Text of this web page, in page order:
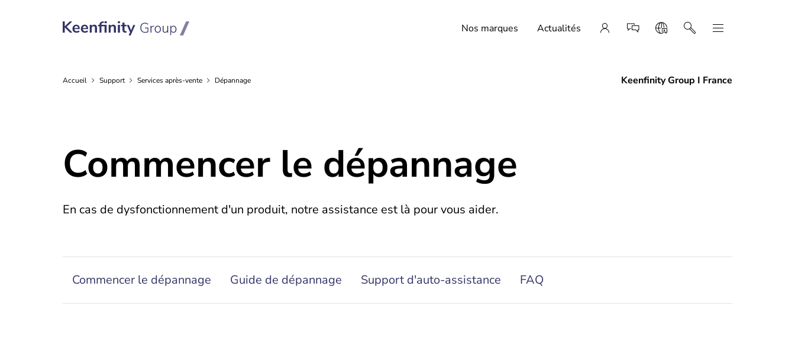
Nos marques Actualités
Accueil Support Servicesaprès-vente Dépannage Keenfinity Group I France
Commencer le dépannage
En cas de dysfonctionnement d'un produit, notre assistance est là pour vous aider.
Commencer le dépannage Guide de dépannage Support d'auto-assistance FAQ